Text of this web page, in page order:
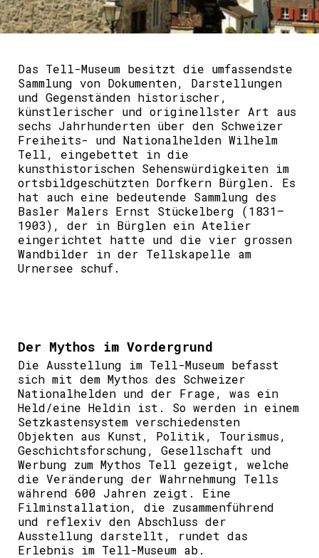
Das Tell-Museum besitzt die umfassendste
Sammlung von Dokumenten, Darstellungen
und Gegenständen historischer,
künstlerischer und originellster Art aus
sechs Jahrhunderten über den Schweizer
Freiheits- und Nationalhelden Wilhelm
Tell, eingebettet in die
kunsthistorischen Sehenswürdigkeiten im
ortsbildgeschützten Dorfkern Bürglen. Es
hat auch eine bedeutende Sammlung des
Basler Malers Ernst Stückelberg (1831–
1903), der in Bürglen ein Atelier
eingerichtet hatte und die vier grossen
Wandbilder in der Tellskapelle am
Urnersee schuf.
Der Mythos im Vordergrund
Die Ausstellung im Tell-Museum befasst
sich mit dem Mythos des Schweizer
Nationalhelden und der Frage, was ein
Held/eine Heldin ist. So werden in einem
Setzkastensystem verschiedensten
Objekten aus Kunst, Politik, Tourismus,
Geschichtsforschung, Gesellschaft und
Werbung zum Mythos Tell gezeigt, welche
die Veränderung der Wahrnehmung Tells
während 600 Jahren zeigt. Eine
Filminstallation, die zusammenführend
und reflexiv den Abschluss der
Ausstellung darstellt, rundet das
Erlebnis im Tell-Museum ab.